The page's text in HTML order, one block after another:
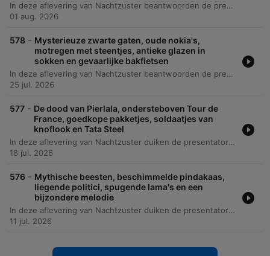
In deze aflevering van Nachtzuster beantwoorden de presentatoren een breed scala aan vragen van luisteraars. De onderwerpen variëren van nostalgische anekdotes over oude reclames en brommers tot technische vraagstukken over no-frost vriezers, tweetaktmotoren en het drukproces van kranten. Daarnaast staan maatschappelijke en juridische thema's centraal, zoals de impact van klimaatverandering op gletsjers, de WOZ-waarde bij overlijden, en de complexiteit van het opzeggen van NS-abonnementen. De interactie met de community zorgt voor een mix van praktische tips, historische duiding van spreekwoorden en persoonlijke verhalen.
01 aug. 2026
578 - Mysterieuze zwarte gaten, oude nokia's,
motregen met steentjes, antieke glazen in
sokken en gevaarlijke bakfietsen
In deze aflevering van Nachtzuster beantwoorden de presentatoren een breed scala aan vragen van luisteraars. De gesprekken variëren van persoonlijke anekdotes over verkeersveiligheid en vlooienbandjes voor katten tot taalkundige curiositeiten rondom het woord 'motregen' en de herkomst van namen. Daarnaast duiken de presentatoren in diverse technische en maatschappelijke thema's, zoals de methodologie van opinieonderzoek, de impact van het uitfaseren van het 2G-netwerk op digitale diensten zoals DigiD, en de fysica achter zwarte gaten. De aflevering biedt een mix van praktische adviezen, wetenschappelijke feitjes en nostalgische herinneringen.
25 jul. 2026
577 - De dood van Pierlala, ondersteboven Tour de
France, goedkope pakketjes, soldaatjes van
knoflook en Tata Steel
In deze aflevering van Nachtzuster duiken de presentatoren in een breed scala aan onderwerpen, variërend van technische vraagstukken over dieselmotoren en radiofrequenties tot nostalgische herinneringen aan de Zuiderzee. De zoektocht naar een mysterieus Frans muziekfragment vormt een rode draad door de uitzending, waarbij uiteindelijk de identiteit van het nummer wordt onthuld. Daarnaast worden diverse maatschappelijke en persoonlijke thema's besproken, zoals de stijgende posttarieven, de economische impact van Tata Steel en taalkundige fenomenen zoals taalattritie. Met verhalen over alles van 95-jarige herinneringen aan visgerechten tot het ontwarren van kettingen met een flessenlikker, biedt deze aflevering een unieke mix van trivia, wetenschap en nostalgie.
18 jul. 2026
576 - Mythische beesten, beschimmelde pindakaas,
liegende politici, spugende lama's en een
bijzondere melodie
In deze aflevering van Nachtzuster duiken de presentatoren in een breed scala aan onderwerpen, van de historische oorsprong van de 'Jantjes' en mariniersacties in Amsterdam tot de juridische implicaties van parlementaire enquêtes. Er is veel aandacht voor taalkundige discussies over spelling, zoals de nuances tussen 'begraven' en 'begrafenis'. Daarnaast worden persoonlijke verhalen van luisteraars gedeeld, variëren van mysterieuze verschijningen in huis en ervaringen met ongedierte tot een diepgaand gesprek over gezondheid en een hersenoperatie. De aflevering sluit af met filosofische en natuurkundige overwegingen over gewichtstoename, ademhaling en de chemie van pindakaas.
11 jul. 2026